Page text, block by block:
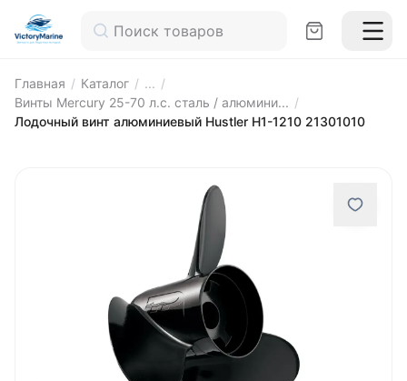
Главная / Каталог / ... /
Винты Mercury 25-70 л.с. сталь / алюмини... /
Лодочный винт алюминиевый Hustler H1-1210 21301010